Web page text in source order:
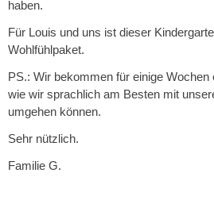
haben.
Für Louis und uns ist dieser
Wohlfühlpaket.
PS.: Wir bekommen für einige Wochen
wie wir sprachlich am Besten mit
umgehen können.
Sehr nützlich.
Familie G.